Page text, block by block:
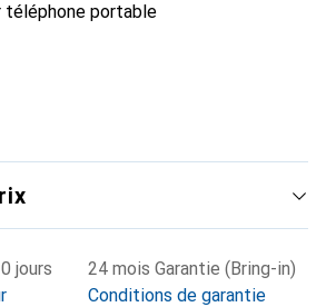
téléphone portable
jours
24 mois Garantie (Bring-in)
Conditions de garantie